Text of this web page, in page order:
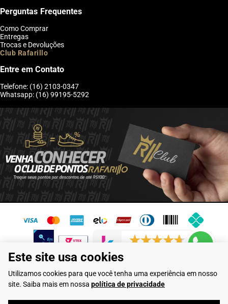
Este site usa cookies
Utilizamos cookies para que você tenha uma experiência em nosso
site. Saiba mais em nossa política de privacidade
Perguntas Frequentes
Como Comprar
Entregas
Trocas e Devoluções
Club Rafarillo
Entre em Contato
Telefone: (16) 2103-0347
Whatsapp: (16) 99195-5292
Flamarian Comércio de Calçados LTDA - CNPJ: 10.913.950/0001-60 -
Rua Evangelista de Lima, 710 - Franca/SP
Coronel Tamarindo, 2435 - Franca/SP